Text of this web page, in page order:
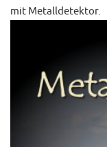
mit Metalldetektor.